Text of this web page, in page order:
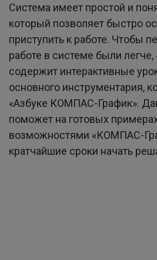
Система имеет простой и
который позволяет быстро
приступить к работе. Чтобы
работе в системе были
содержит интерактивные
основного инструментария,
«Азбуке КОМПАС-График».
поможет на готовых
возможностями «КОМПАС-
кратчайшие сроки начать